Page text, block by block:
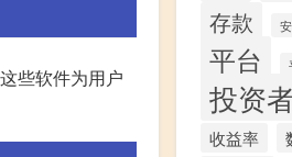
些软件为用户
存款
平台
投资
收益率